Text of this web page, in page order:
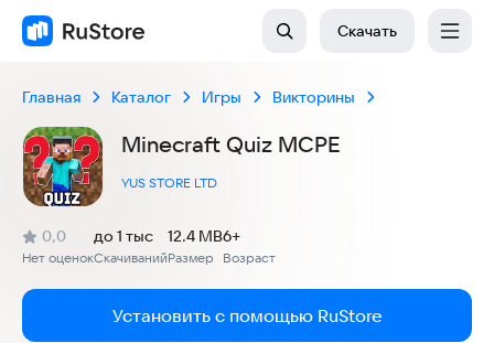
Скачать
Главная Каталог Игры Викторины
Minecraft Quiz MCPE
YUS STORE LTD
Рейтинг:
0,0
(
Нет оценок
)
Скачиваний
до 1 тыс
Размер
12.4 MB
Возраст
6+
Установить с помощью RuStore